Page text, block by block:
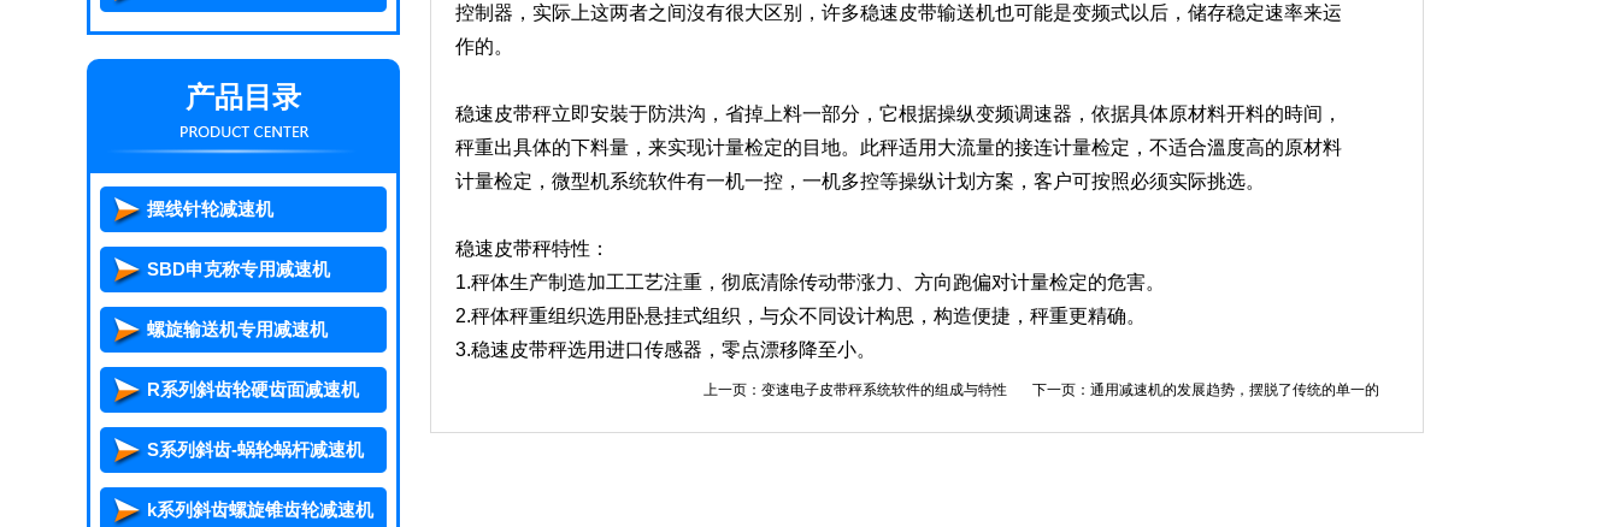
产品目录
摆线针轮减速机
SBD申克称专用减速机
螺旋输送机专用减速机
R系列斜齿轮硬齿面减速机
S系列斜齿-蜗轮蜗杆减速机
k系列斜齿螺旋锥齿轮减速机
控制器，实际上这两者之间沒有很大区别，许多稳速皮带输送机也可能是变频式以后，储存稳定速率来运
作的。
稳速皮带秤立即安裝于防洪沟，省掉上料一部分，它根据操纵变频调速器，依据具体原材料开料的時间，
秤重出具体的下料量，来实现计量检定的目地。此秤适用大流量的接连计量检定，不适合溫度高的原材料
计量检定，微型机系统软件有一机一控，一机多控等操纵计划方案，客户可按照必须实际挑选。
稳速皮带秤特性：
1.秤体生产制造加工工艺注重，彻底清除传动带涨力、方向跑偏对计量检定的危害。
2.秤体秤重组织选用卧悬挂式组织，与众不同设计构思，构造便捷，秤重更精确。
3.稳速皮带秤选用进口传感器，零点漂移降至小。
上一页： 变速电子皮带秤系统软件的组成与特性 下一页： 通用减速机的发展趋势，摆脱了传统的单一的